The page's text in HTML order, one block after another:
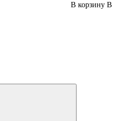
В корзину В